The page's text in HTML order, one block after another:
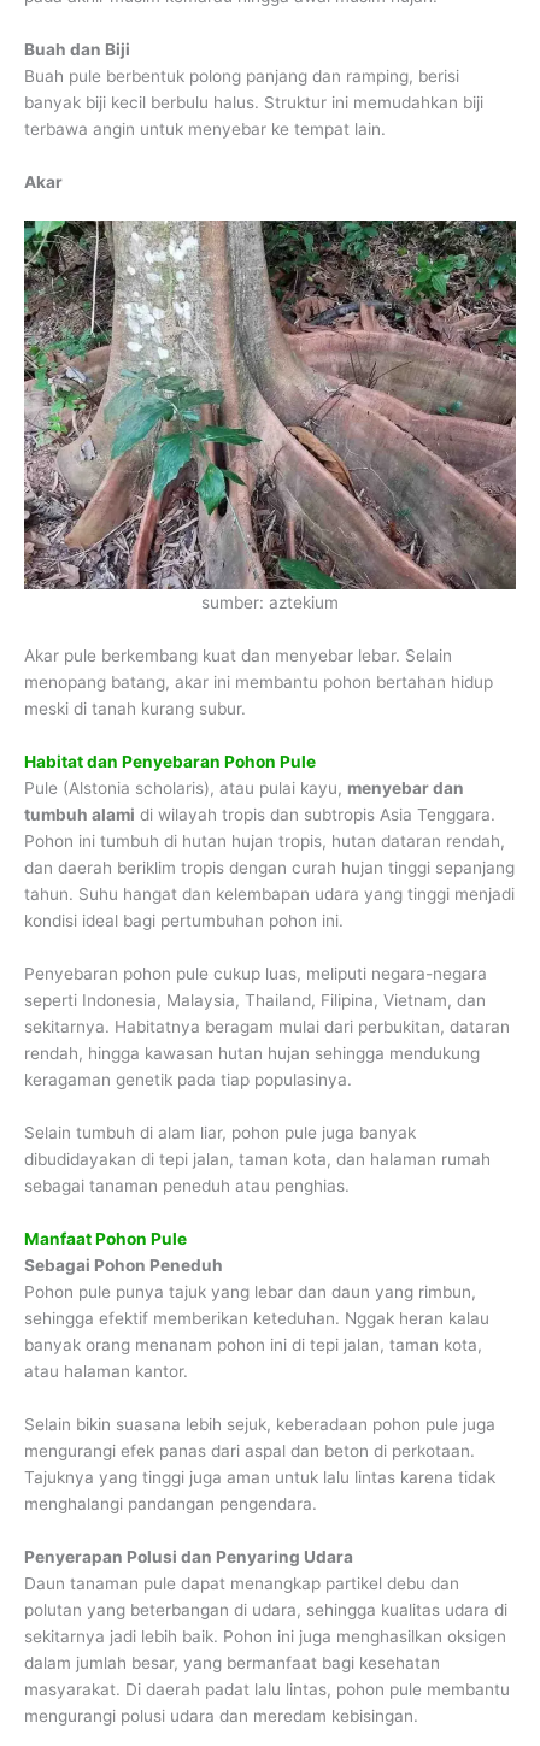
Buah dan Biji
Buah pule berbentuk polong panjang dan ramping, berisi
banyak biji kecil berbulu halus. Struktur ini memudahkan biji
terbawa angin untuk menyebar ke tempat lain.
Akar
sumber: aztekium
Akar pule berkembang kuat dan menyebar lebar. Selain
menopang batang, akar ini membantu pohon bertahan hidup
meski di tanah kurang subur.
Habitat dan Penyebaran Pohon Pule
Pule (Alstonia scholaris), atau pulai kayu, menyebar dan
tumbuh alami di wilayah tropis dan subtropis Asia Tenggara.
Pohon ini tumbuh di hutan hujan tropis, hutan dataran rendah,
dan daerah beriklim tropis dengan curah hujan tinggi sepanjang
tahun. Suhu hangat dan kelembapan udara yang tinggi menjadi
kondisi ideal bagi pertumbuhan pohon ini.
Penyebaran pohon pule cukup luas, meliputi negara-negara
seperti Indonesia, Malaysia, Thailand, Filipina, Vietnam, dan
sekitarnya. Habitatnya beragam mulai dari perbukitan, dataran
rendah, hingga kawasan hutan hujan sehingga mendukung
keragaman genetik pada tiap populasinya.
Selain tumbuh di alam liar, pohon pule juga banyak
dibudidayakan di tepi jalan, taman kota, dan halaman rumah
sebagai tanaman peneduh atau penghias.
Manfaat Pohon Pule
Sebagai Pohon Peneduh
Pohon pule punya tajuk yang lebar dan daun yang rimbun,
sehingga efektif memberikan keteduhan. Nggak heran kalau
banyak orang menanam pohon ini di tepi jalan, taman kota,
atau halaman kantor.
Selain bikin suasana lebih sejuk, keberadaan pohon pule juga
mengurangi efek panas dari aspal dan beton di perkotaan.
Tajuknya yang tinggi juga aman untuk lalu lintas karena tidak
menghalangi pandangan pengendara.
Penyerapan Polusi dan Penyaring Udara
Daun tanaman pule dapat menangkap partikel debu dan
polutan yang beterbangan di udara, sehingga kualitas udara di
sekitarnya jadi lebih baik. Pohon ini juga menghasilkan oksigen
dalam jumlah besar, yang bermanfaat bagi kesehatan
masyarakat. Di daerah padat lalu lintas, pohon pule membantu
mengurangi polusi udara dan meredam kebisingan.